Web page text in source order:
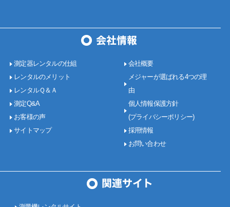
測定器レンタルの仕組
レンタルのメリット
レンタルＱ＆Ａ
測定Q&A
お客様の声
サイトマップ
会社概要
メジャーが選ばれる4つの理
由
個人情報保護方針
(プライバシーポリシー)
採用情報
お問い合わせ